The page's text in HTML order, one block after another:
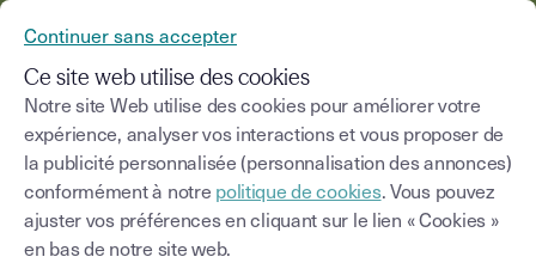
Blog
Choisir une catégorie Saisissez un terme
Continuer sans accepter
Ce site web utilise des cookies
Notre site Web utilise des cookies pour améliorer votre
expérience, analyser vos interactions et vous proposer de
la publicité personnalisée (personnalisation des annonces)
conformément à notre politique de cookies. Vous pouvez
ajuster vos préférences en cliquant sur le lien « Cookies »
en bas de notre site web.